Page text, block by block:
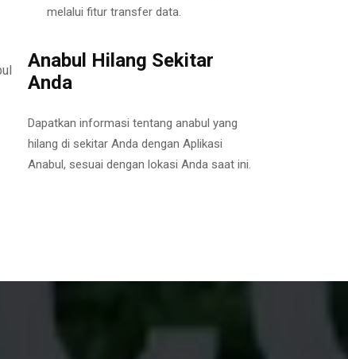
melalui fitur transfer data.
Anabul Hilang Sekitar
Anda
Dapatkan informasi tentang anabul yang
hilang di sekitar Anda dengan Aplikasi
Anabul, sesuai dengan lokasi Anda saat ini.